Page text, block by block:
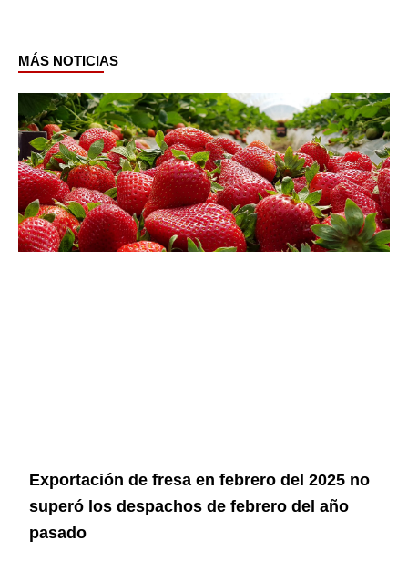
MÁS NOTICIAS
Exportación de fresa en febrero del 2025 no
superó los despachos de febrero del año
pasado
Page PagePagePage Page